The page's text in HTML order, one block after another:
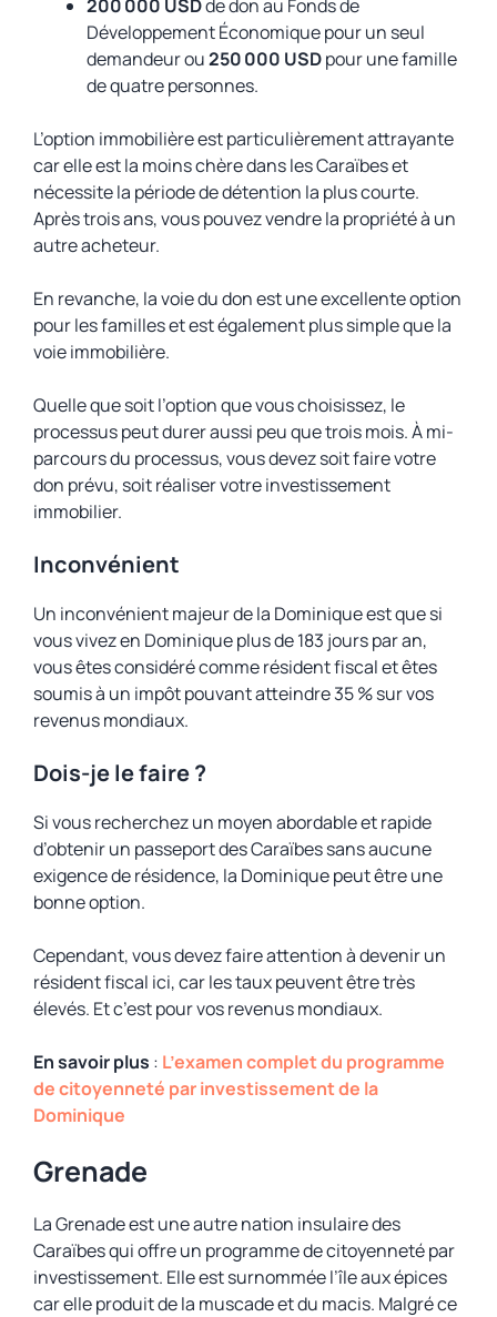
200 000 USDde don au Fonds de
Développement Économique pour un seul
demandeur ou250 000 USDpour une famille
de quatre personnes.
L’option immobilière est particulièrement attrayante
car elle est la moins chère dans les Caraïbes et
nécessite la période de détention la plus courte.
Après trois ans, vous pouvez vendre la propriété à un
autre acheteur.
En revanche, la voie du don est une excellente option
pour les familles et est également plus simple que la
voie immobilière.
Quelle que soit l’option que vous choisissez, le
processus peut durer aussi peu que trois mois. À mi-
parcours du processus, vous devez soit faire votre
don prévu, soit réaliser votre investissement
immobilier.
Inconvénient
Un inconvénient majeur de la Dominique est que si
vous vivez en Dominique plus de 183 jours par an,
vous êtes considéré comme résident fiscal et êtes
soumis à un impôt pouvant atteindre 35 % sur vos
revenus mondiaux.
Dois-je le faire ?
Si vous recherchez un moyen abordable et rapide
d’obtenir un passeport des Caraïbes sans aucune
exigence de résidence, la Dominique peut être une
bonne option.
Cependant, vous devez faire attention à devenir un
résident fiscal ici, car les taux peuvent être très
élevés. Et c’est pour vos revenus mondiaux.
En savoir plus : L’examen complet du programme
de citoyenneté par investissement de la
Dominique
Grenade
La Grenade est une autre nation insulaire des
Caraïbes qui offre un programme de citoyenneté par
investissement. Elle est surnommée l’île aux épices
car elle produit de la muscade et du macis. Malgré ce